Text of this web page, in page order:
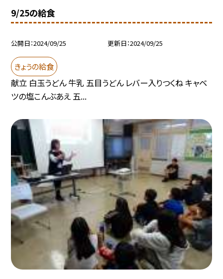
9/25の給食
公開日 2024/09/25 更新日 2024/09/25
きょうの給食
献立 白玉うどん 牛乳 五目うどん レバー入りつくね キャベ
ツの塩こんぶあえ 五...